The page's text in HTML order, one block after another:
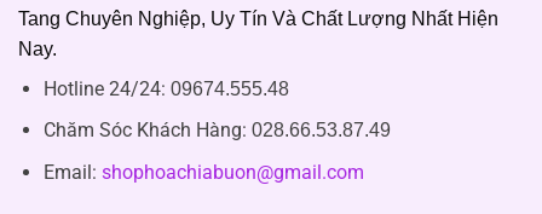
Tang Chuyên Nghiệp, Uy Tín Và Chất Lượng Nhất Hiện
Nay.
Hotline 24/24: 09674.555.48
Chăm Sóc Khách Hàng: 028.66.53.87.49
Email: shophoachiabuon@gmail.com